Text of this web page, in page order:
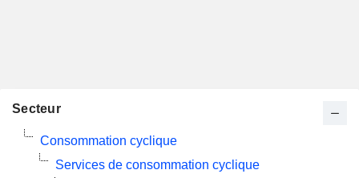
Secteur
Consommation cyclique
Services de consommation cyclique